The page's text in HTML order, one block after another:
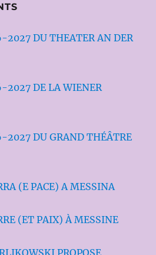
2027 DU THEATER AN DER
2027 DE LA WIENER
2027 DU GRAND THÉÂTRE
(E PACE) A MESSINA
(ET PAIX) À MESSINE
PROPOSE